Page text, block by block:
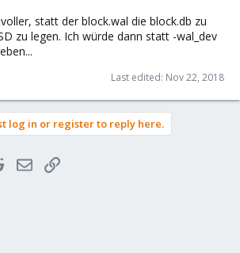
statt der block.wal die block.db zu
zu legen. Ich würde dann statt -wal_dev
Last edited: Nov 22, 2018
log in or register to reply here.
RedditEmailLink